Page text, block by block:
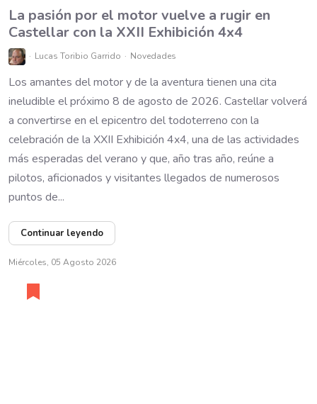
La pasión por el motor vuelve a rugir en
Castellar con la XXII Exhibición 4x4
Lucas Toribio Garrido Novedades
Los amantes del motor y de la aventura tienen una cita
ineludible el próximo 8 de agosto de 2026. Castellar volverá
a convertirse en el epicentro del todoterreno con la
celebración de la XXII Exhibición 4x4, una de las actividades
más esperadas del verano y que, año tras año, reúne a
pilotos, aficionados y visitantes llegados de numerosos
puntos de...
Continuar leyendo
Miércoles, 05 Agosto 2026